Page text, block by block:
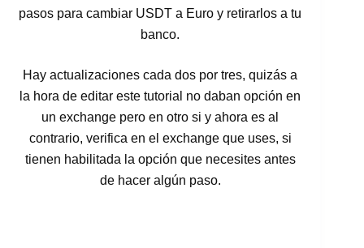
pasos para cambiar USDT a Euro y retirarlos a tu
banco.
Hay actualizaciones cada dos por tres, quizás a
la hora de editar este tutorial no daban opción en
un exchange pero en otro si y ahora es al
contrario, verifica en el exchange que uses, si
tienen habilitada la opción que necesites antes
de hacer algún paso.